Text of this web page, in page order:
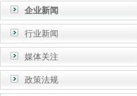
企业新闻
行业新闻
媒体关注
政策法规